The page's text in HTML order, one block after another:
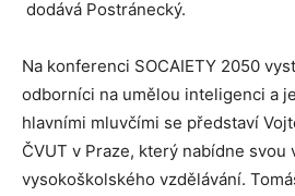
dodává Postránecký.
Na konferenci SOCAIETY 2050
odborníci na umělou inteligenci a
hlavními mluvčími se představí
ČVUT v Praze, který nabídne svou
vysokoškolského vzdělávání.